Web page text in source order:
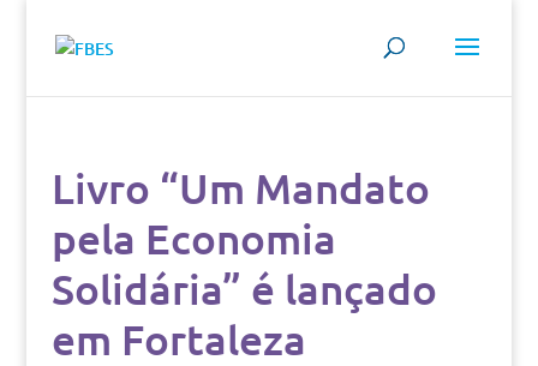
Livro “Um Mandato
pela Economia
Solidária” é lançado
em Fortaleza